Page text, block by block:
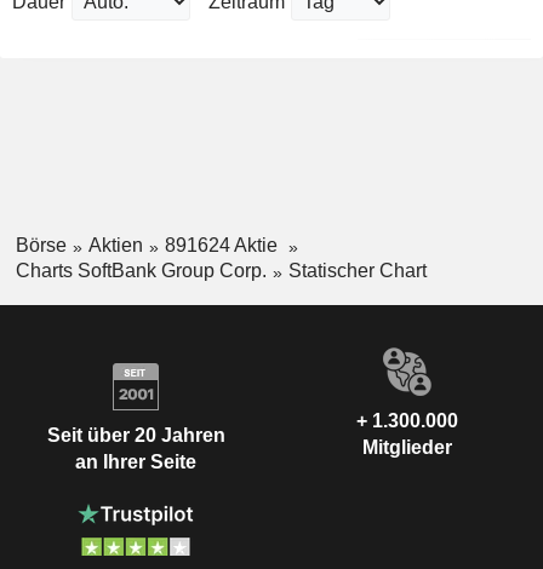
Börse Aktien
891624 Aktie
Charts SoftBank Group Corp.
Statischer Chart
Seit über 20 Jahren
an Ihrer Seite
+ 1.300.000
Mitglieder